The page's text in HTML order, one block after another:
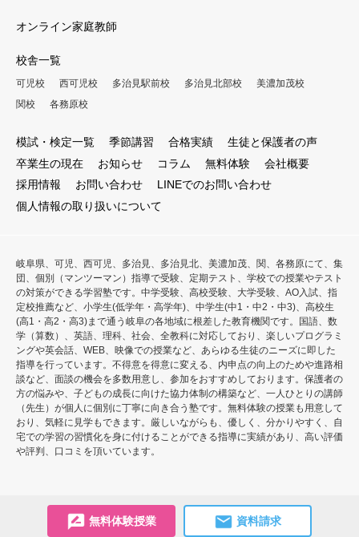
無料体験授業 資料請求
オンライン家庭教師
校舎一覧
可児校 西可児校 多治見駅前校 多治見北部校
美濃加茂校
関校
各務原校
模試・検定一覧 季節講習 合格実績
生徒と保護者の声
卒業生の現在
お知らせ コラム 無料体験
会社概要
採用情報
お問い合わせ
LINEでのお問い合わせ
個人情報の取り扱いについて
岐阜県、可児、西可児、多治見、多治見北、美濃加茂、関、各務原にて、集
団、個別（マンツーマン）指導で受験、定期テスト、学校での授業やテスト
の対策ができる学習塾です。中学受験、高校受験、大学受験、AO入試、指
定校推薦など、小学生(低学年・高学年)、中学生(中1・中2・中3)、高校生
(高1・高2・高3)まで通う岐阜の各地域に根差した教育機関です。国語、数
学（算数）、英語、理科、社会、全教科に対応しており、楽しいプログラミ
ングや英会話、WEB、映像での授業など、あらゆる生徒のニーズに即した
指導を行っています。不得意を得意に変える、内申点の向上のためや進路相
談など、面談の機会を多数用意し、参加をおすすめしております。保護者の
方の悩みや、子どもの成長に向けた協力体制の構築など、一人ひとりの講師
（先生）が個人に個別に丁寧に向き合う塾です。無料体験の授業も用意して
おり、気軽に見学もできます。厳しいながらも、優しく、分かりやすく、自
宅での学習の習慣化を身に付けることができる指導に実績があり、高い評価
や評判、口コミを頂いています。